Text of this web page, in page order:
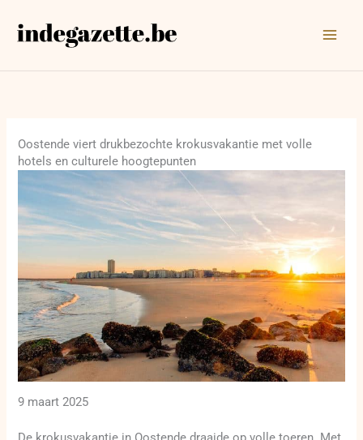
naar
Oostende viert drukbezochte krokusvakantie met volle
hotels en culturele hoogtepunten
9 maart 2025